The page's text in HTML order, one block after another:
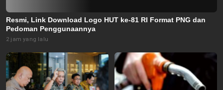
Resmi, Link Download Logo HUT ke-81 RI Format PNG dan
Pedoman Penggunaannya
2 jam yang lalu